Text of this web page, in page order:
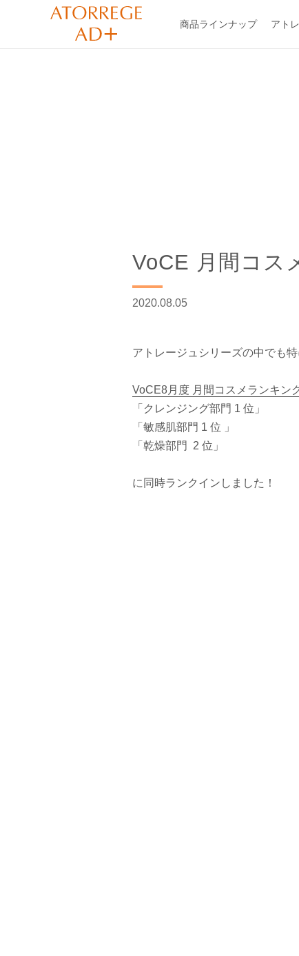
商品ラインナップ アト
VoCE 月間コ
2020.08.05
アトレージュシリーズの中でも
VoCE8月度 月間コスメランキン
「クレンジング部門 1 位」
「敏感肌部門 1 位 」
「乾燥部門 2 位」
に同時ランクインしました！